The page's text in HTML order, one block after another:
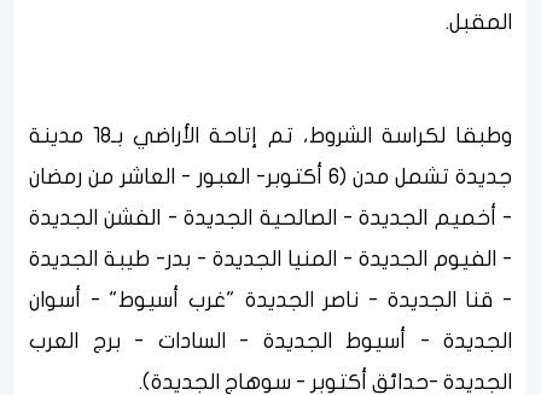
المقبل.
وطبقا لكراسة الشروط، تم إتاحة الأراضي بـ18 مدينة
جديدة تشمل مدن (6 أكتوبر- العبور - العاشر من رمضان
- أخميم الجديدة - الصالحية الجديدة - الفشن الجديدة
- الفيوم الجديدة - المنيا الجديدة - بدر- طيبة الجديدة
- قنا الجديدة - ناصر الجديدة "غرب أسيوط" - أسوان
الجديدة - أسيوط الجديدة - السادات - برج العرب
الجديدة -حدائق أكتوبر - سوهاج الجديدة).